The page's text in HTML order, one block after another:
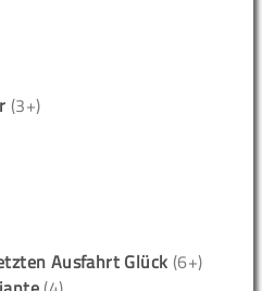
(3+)
Ausfahrt Glück (6+)